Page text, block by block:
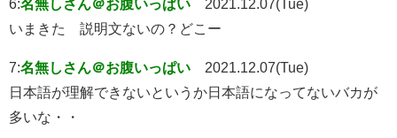
6:名無しさん＠お腹いっぱい
2021.12.07(Tue)
いまきた 説明文ないの？どこー
7:名無しさん＠お腹いっぱい
2021.12.07(Tue)
日本語が理解できないというか日本語になってないバカが
多いな・・